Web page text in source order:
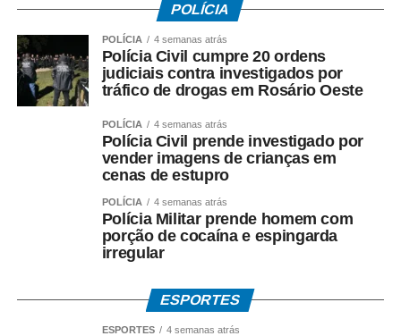
Além do charque, a propriedade produzia couro, farinha
de osso e gordura bovina, materiais utilizados por
indústrias e plantações de outras regiões do país.
POLÍCIA
POLÍCIA 4 semanas atrás
Polícia Civil cumpre 20 ordens
judiciais contra investigados por
tráfico de drogas em Rosário Oeste
POLÍCIA 4 semanas atrás
Polícia Civil prende investigado por
vender imagens de crianças em
cenas de estupro
POLÍCIA 4 semanas atrás
Polícia Militar prende homem com
porção de cocaína e espingarda
irregular
ESPORTES
ESPORTES 4 semanas atrás